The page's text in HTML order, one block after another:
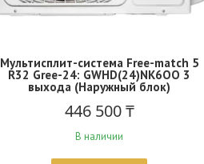
Мультисплит-система Free-match 5
R32 Gree-24: GWHD(24)NK6OO 3
выхода (Наружный блок)
446 500 ₸
В наличии